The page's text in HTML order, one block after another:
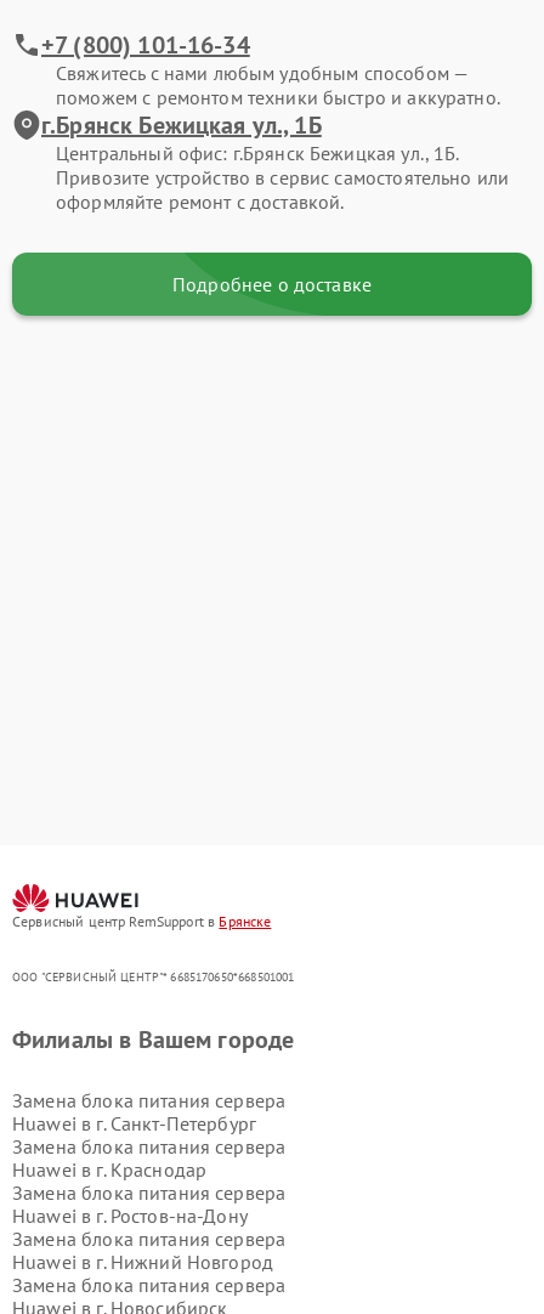
+7 (800) 101-16-34
Свяжитесь с нами любым удобным способом —
поможем с ремонтом техники быстро и аккуратно.
г.Брянск Бежицкая ул., 1Б
Центральный офис: г.Брянск Бежицкая ул., 1Б.
Привозите устройство в сервис самостоятельно или
оформляйте ремонт с доставкой.
Подробнее о доставке
Сервисный центр RemSupport в Брянске
ООО "СЕРВИСНЫЙ ЦЕНТР"* 6685170650*668501001
Филиалы в Вашем городе
Замена блока питания сервера
Huawei в г. Санкт-Петербург
Замена блока питания сервера
Huawei в г. Краснодар
Замена блока питания сервера
Huawei в г. Ростов-на-Дону
Замена блока питания сервера
Huawei в г. Нижний Новгород
Замена блока питания сервера
Huawei в г. Новосибирск